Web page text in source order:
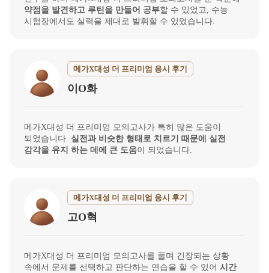
약점을 발견하고 루틴을 만들어 공부할 수 있었고, 수능
시험장에서도 실력을 제대로 발휘할 수 있었습니다.
메가X대성 더 프리미엄 응시 후기
이O화
메가X대성 더 프리미엄 모의고사가 특히 많은 도움이
되었습니다. 실전과 비슷한 형태로 치르기 때문에 실전
감각을 유지 하는 데에 큰 도움이 되었습니다.
메가X대성 더 프리미엄 응시 후기
고O혁
메가X대성 더 프리미엄 모의고사를 풀며 긴장되는 상황
속에서 문제를 선택하고 판단하는 연습을 할 수 있어 시간